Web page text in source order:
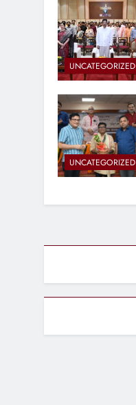
UNCATEGORIZED
UNCATEGORIZED